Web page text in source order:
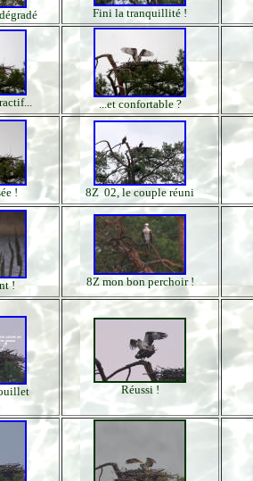
Fini la tranquillité !
...et confortable ?
! 8Z 02, le couple réuni
! 8Z mon bon perchoir !
Réussi !